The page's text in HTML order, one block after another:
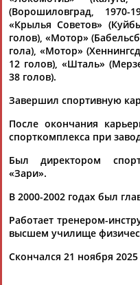
Каримжан
АБДРАХМАНОВ
Рамазан
Тагир
(Ворошиловград,
«Крылья Советов»
голов), «Мотор»
гола), «Мотор»
12 голов), «Шталь»
38 голов).
Завершил спортивную
После окончания
спорткомплекса при
Был директором
«Зари».
В 2000-2002 годах был
Работает тренером-
высшем училище
Скончался 21 ноября 2025